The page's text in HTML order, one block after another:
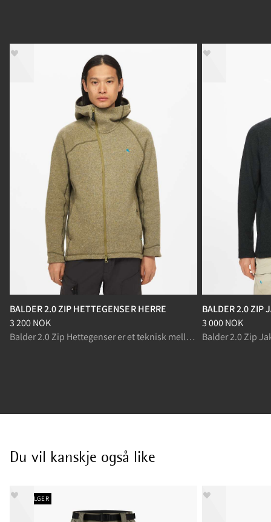
BALDER 2.0 ZIP HETTEGENSER HERRE
Pris:3 200 NOK, redusert fra 3 200 NOK
3 200 NOK
Balder 2.0 Zip Hettegenser er et teknisk mellomlag i ullfleece, perfekt som lag under skallplagg på kalde dager.
BALDER 2.0 ZIP
Pris:3 000 NOK,
3 000 NOK
Du vil kanskje også like
BESTSELGER